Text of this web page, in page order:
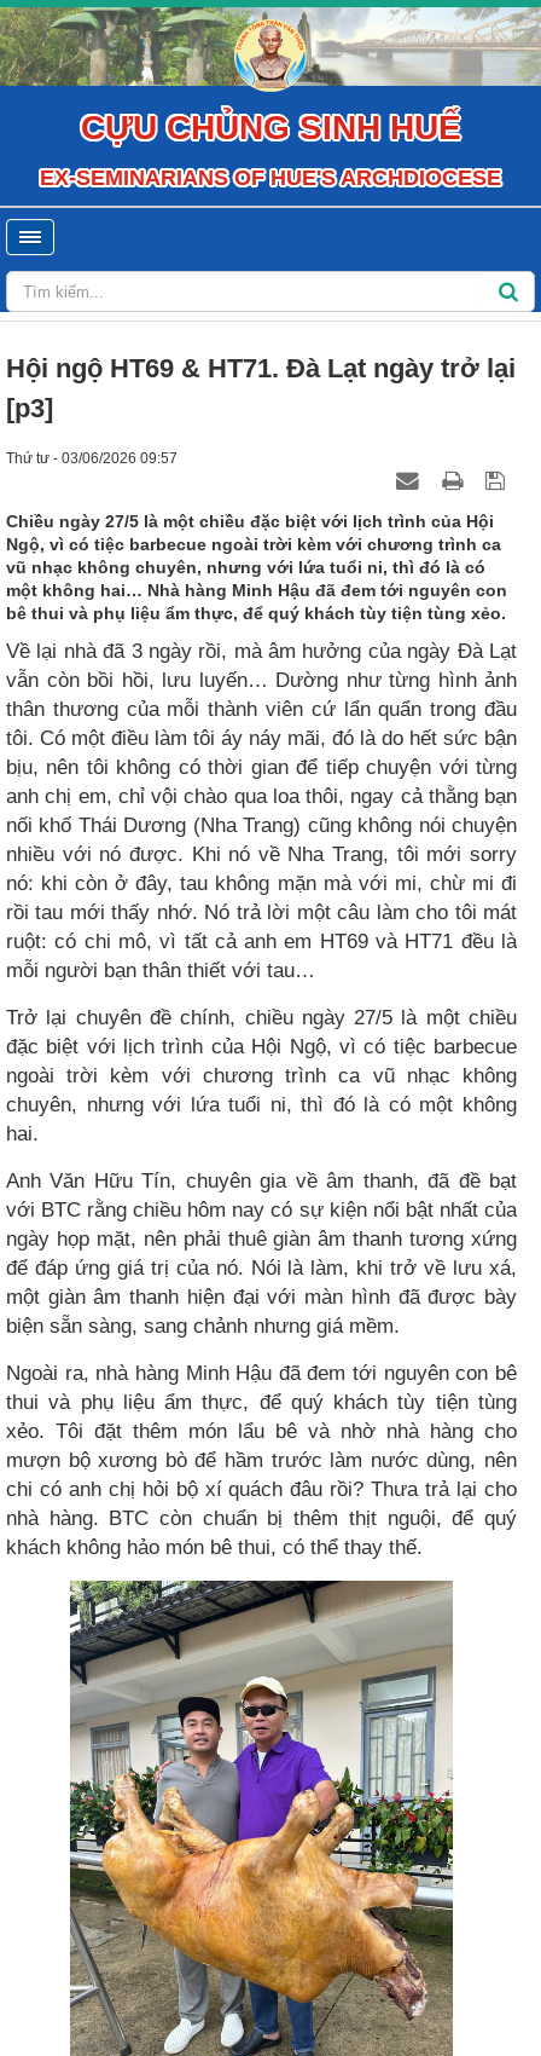
CỰU CHỦNG SINH HUẾ
EX-SEMINARIANS OF HUE'S ARCHDIOCESE
Hội ngộ HT69 & HT71. Đà Lạt ngày trở lại
[p3]
Thứ tư - 03/06/2026 09:57
Chiều ngày 27/5 là một chiều đặc biệt với lịch trình của Hội
Ngộ, vì có tiệc barbecue ngoài trời kèm với chương trình ca
vũ nhạc không chuyên, nhưng với lứa tuổi ni, thì đó là có
một không hai… Nhà hàng Minh Hậu đã đem tới nguyên con
bê thui và phụ liệu ẩm thực, để quý khách tùy tiện tùng xẻo.
Về lại nhà đã 3 ngày rồi, mà âm hưởng của ngày Đà Lạt
vẫn còn bồi hồi, lưu luyến… Dường như từng hình ảnh
thân thương của mỗi thành viên cứ lẩn quẩn trong đầu
tôi. Có một điều làm tôi áy náy mãi, đó là do hết sức bận
bịu, nên tôi không có thời gian để tiếp chuyện với từng
anh chị em, chỉ vội chào qua loa thôi, ngay cả thằng bạn
nối khố Thái Dương (Nha Trang) cũng không nói chuyện
nhiều với nó được. Khi nó về Nha Trang, tôi mới sorry
nó: khi còn ở đây, tau không mặn mà với mi, chừ mi đi
rồi tau mới thấy nhớ. Nó trả lời một câu làm cho tôi mát
ruột: có chi mô, vì tất cả anh em HT69 và HT71 đều là
mỗi người bạn thân thiết với tau…
Trở lại chuyên đề chính, chiều ngày 27/5 là một chiều
đặc biệt với lịch trình của Hội Ngộ, vì có tiệc barbecue
ngoài trời kèm với chương trình ca vũ nhạc không
chuyên, nhưng với lứa tuổi ni, thì đó là có một không
hai.
Anh Văn Hữu Tín, chuyên gia về âm thanh, đã đề bạt
với BTC rằng chiều hôm nay có sự kiện nổi bật nhất của
ngày họp mặt, nên phải thuê giàn âm thanh tương xứng
để đáp ứng giá trị của nó. Nói là làm, khi trở về lưu xá,
một giàn âm thanh hiện đại với màn hình đã được bày
biện sẵn sàng, sang chảnh nhưng giá mềm.
Ngoài ra, nhà hàng Minh Hậu đã đem tới nguyên con bê
thui và phụ liệu ẩm thực, để quý khách tùy tiện tùng
xẻo. Tôi đặt thêm món lẩu bê và nhờ nhà hàng cho
mượn bộ xương bò để hầm trước làm nước dùng, nên
chi có anh chị hỏi bộ xí quách đâu rồi? Thưa trả lại cho
nhà hàng. BTC còn chuẩn bị thêm thịt nguội, để quý
khách không hảo món bê thui, có thể thay thế.